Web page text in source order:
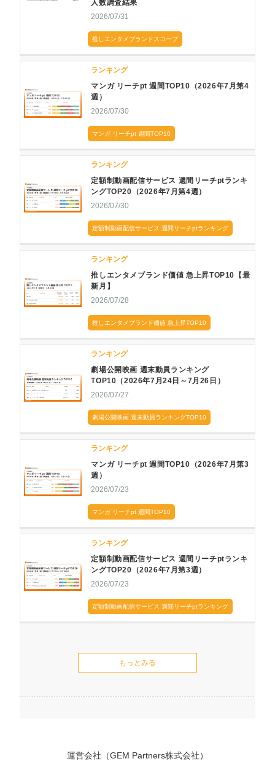
人数調査結果
2026/07/31
推しエンタメブランドスコープ
ランキング
マンガ リーチpt 週間TOP10（2026年7月第4
週）
2026/07/30
マンガ リーチpt 週間TOP10
ランキング
定額制動画配信サービス 週間リーチptランキ
ングTOP20（2026年7月第4週）
2026/07/30
定額制動画配信サービス 週間リーチptランキング
ランキング
推しエンタメブランド価値 急上昇TOP10【最
新月】
2026/07/28
推しエンタメブランド価値 急上昇TOP10
ランキング
劇場公開映画 週末動員ランキング
TOP10（2026年7月24日～7月26日）
2026/07/27
劇場公開映画 週末動員ランキングTOP10
ランキング
マンガ リーチpt 週間TOP10（2026年7月第3
週）
2026/07/23
マンガ リーチpt 週間TOP10
ランキング
定額制動画配信サービス 週間リーチptランキ
ングTOP20（2026年7月第3週）
2026/07/23
定額制動画配信サービス 週間リーチptランキング
もっとみる
運営会社（GEM Partners株式会社）